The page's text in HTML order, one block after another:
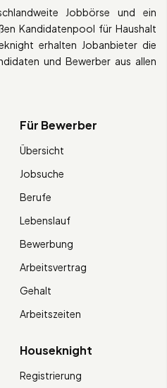
Jobbörse und ein
Kandidatenpool für Haushalt
erhalten Jobanbieter die
und Bewerber aus allen
Für Bewerber
Übersicht
Jobsuche
Berufe
Lebenslauf
Bewerbung
Arbeitsvertrag
Gehalt
Arbeitszeiten
Houseknight
Registrierung